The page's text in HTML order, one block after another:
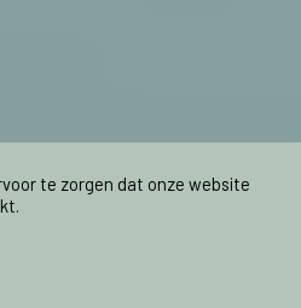
te zorgen dat onze website